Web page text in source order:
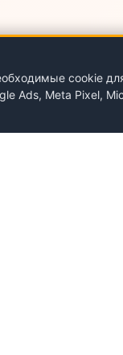
cookie
Ads, Meta Pixel,